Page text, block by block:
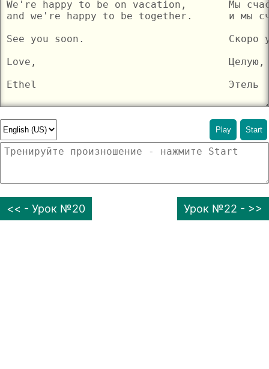
Start
Play
<< - Урок №20 Урок №22 - >>